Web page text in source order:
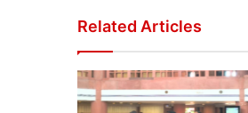
Related Articles